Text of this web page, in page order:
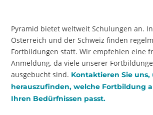
Pyramid bietet weltweit Schulungen an.
Österreich und der Schweiz finden
Fortbildungen statt. Wir empfehlen eine
Anmeldung, da viele unserer
ausgebucht sind. Kontaktieren Sie uns,
herauszufinden, welche Fortbildung
Ihren Bedürfnissen passt.